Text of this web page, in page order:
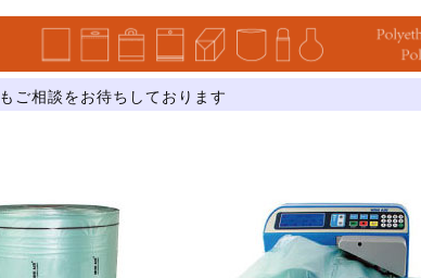
ご相談をお待ちしております